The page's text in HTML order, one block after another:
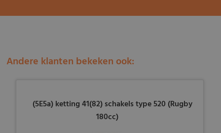
Andere klanten bekeken ook:
(5E5a) ketting 41(82) schakels type 520 (Rugby
180cc)